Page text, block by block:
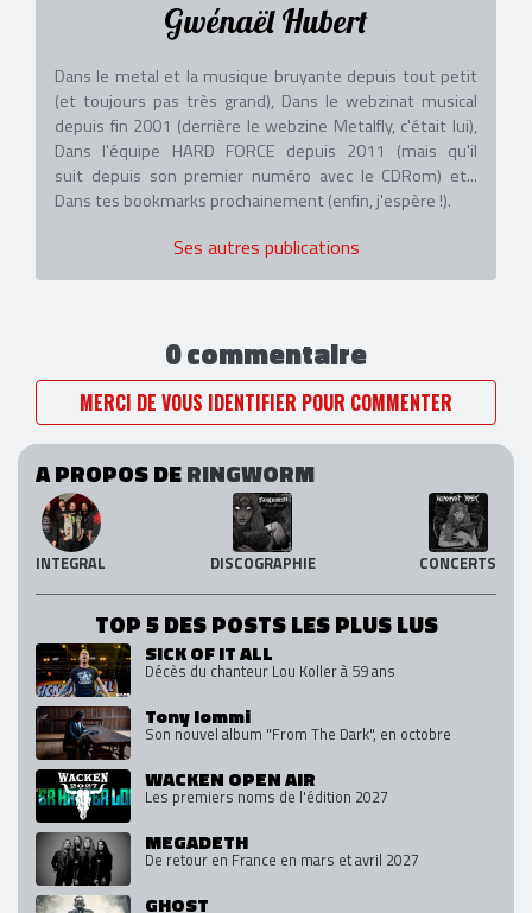
Gwénaël Hubert
Dans le metal et la musique bruyante depuis tout petit
(et toujours pas très grand), Dans le webzinat musical
depuis fin 2001 (derrière le webzine Metalfly, c'était lui),
Dans l'équipe HARD FORCE depuis 2011 (mais qu'il
suit depuis son premier numéro avec le CDRom) et...
Dans tes bookmarks prochainement (enfin, j'espère !).
Ses autres publications
0 commentaire
MERCI DE VOUS IDENTIFIER POUR COMMENTER
A PROPOS DERINGWORM
INTEGRAL DISCOGRAPHIE CONCERTS
TOP 5 DES POSTS LES PLUS LUS
SICK OF IT ALL
Décès du chanteur Lou Koller à 59 ans
Tony Iommi
Son nouvel album "From The Dark", en octobre
WACKEN OPEN AIR
Les premiers noms de l'édition 2027
MEGADETH
De retour en France en mars et avril 2027
GHOST